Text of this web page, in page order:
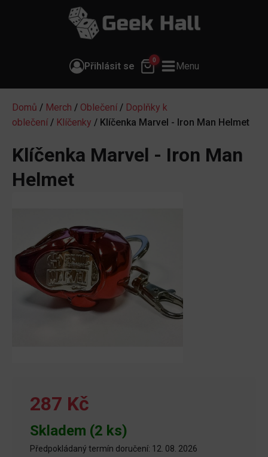
Přihlásit se
0
Menu
Domů / Merch / Oblečení / Doplňky k
oblečení / Klíčenky / Klíčenka Marvel - Iron Man Helmet
Klíčenka Marvel - Iron Man
Helmet
287 Kč
Skladem (2 ks)
Předpokládaný termín doručení: 12. 08. 2026